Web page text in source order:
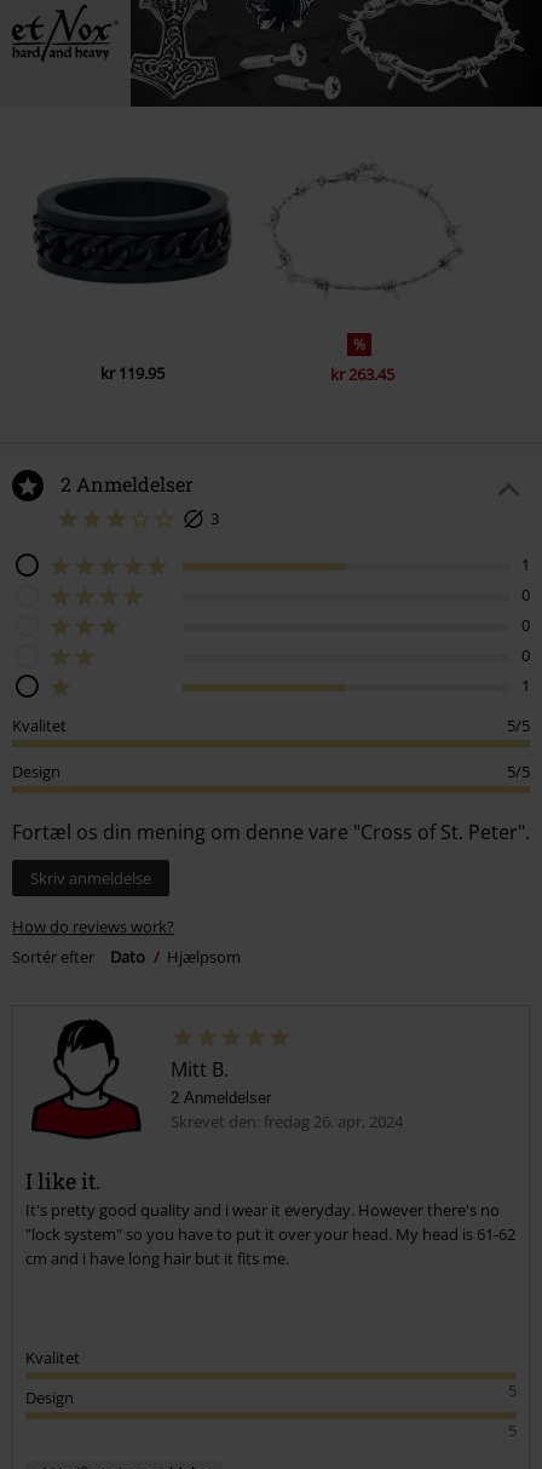
kr 119.95
%
kr 263.45
2 Anmeldelser
3
1
0
0
0
1
Kvalitet
5/5
Design 5/5
Fortæl os din mening om denne vare "Cross of St. Peter".
Skriv anmeldelse
How do reviews work?
Sortér efter
Dato Hjælpsom
Mitt B.
2 Anmeldelser
Skrevet den: fredag 26. apr, 2024
I like it.
It's pretty good quality and i wear it everyday. However there's no
"lock system" so you have to put it over your head. My head is 61-62
cm and i have long hair but it fits me.
Kvalitet
5
Design
5